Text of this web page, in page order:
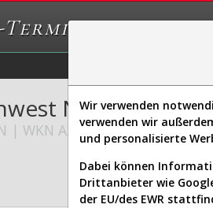
Natural
| WKN A2N6X4 | ISIN
Wir verwenden
verwenden wir
und personalisierte
Dabei können
Drittanbieter wie
der EU/des EWR